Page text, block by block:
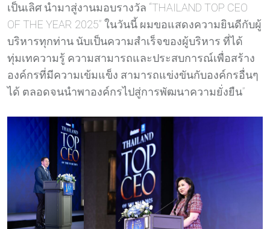
เป็นเลิศ นำมาสู่งานมอบรางวัล “THAILAND TOP CEO
OF THE YEAR 2025” ในวันนี้ ผมขอแสดงความยินดีกับผู้
บริหารทุกท่าน นับเป็นความสำเร็จของผู้บริหาร ที่ได้
ทุ่มเทความรู้ ความสามารถและประสบการณ์เพื่อสร้าง
องค์กรที่มีความเข้มแข็ง สามารถแข่งขันกับองค์กรอื่นๆ
ได้ ตลอดจนนำพาองค์กรไปสู่การพัฒนาความยั่งยืน”